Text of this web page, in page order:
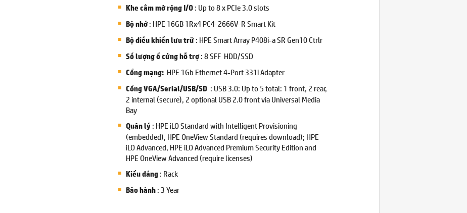
Khe cắm mở rộng I/O: Up to 8 x PCIe 3.0 slots
Bộ nhớ: HPE 16GB 1Rx4 PC4-2666V-R Smart Kit
Bộ điều khiển lưu trữ: HPE Smart Array P408i-a SR Gen10 Ctrlr
Số lượng ổ cứng hỗ trợ: 8 SFF HDD/SSD
Cổng mạng: HPE 1Gb Ethernet 4-Port 331i Adapter
Cổng VGA/Serial/USB/SD : USB 3.0: Up to 5 total: 1 front, 2 rear,
2 internal (secure), 2 optional USB 2.0 front via Universal Media
Bay
Quản lý: HPE iLO Standard with Intelligent Provisioning
(embedded), HPE OneView Standard (requires download); HPE
iLO Advanced, HPE iLO Advanced Premium Security Edition and
HPE OneView Advanced (require licenses)
Kiểu dáng: Rack
Bảo hành: 3 Year